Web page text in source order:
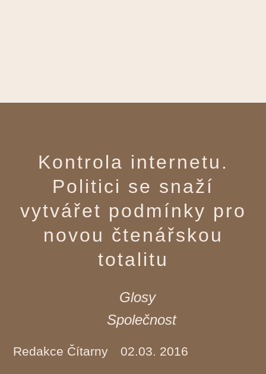
Kontrola internetu.
Politici se snaží
vytvářet podmínky pro
novou čtenářskou
totalitu
Glosy
Společnost
Redakce Čítarny 02.03. 2016